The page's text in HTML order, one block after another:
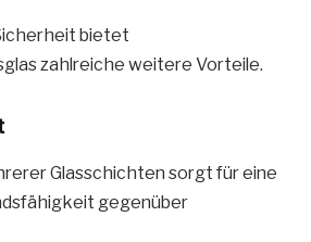
bietet
zahlreiche weitere Vorteile.
Glasschichten sorgt für eine
gegenüber